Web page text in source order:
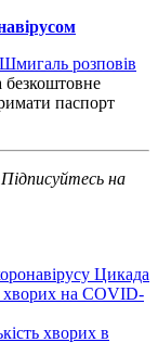
Шмигаль розповів
безкоштовне
паспорт
на
Цикада
хворих на COVID-
хворих в